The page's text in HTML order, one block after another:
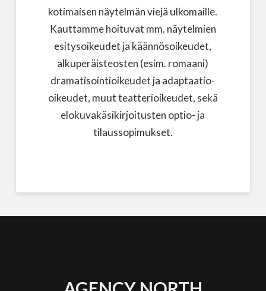
kotimaisen näytelmän viejä ulkomaille.
Kauttamme hoituvat mm. näytelmien
esitysoikeudet ja käännösoikeudet,
alkuperäisteosten (esim. romaani)
dramatisointioikeudet ja adaptaatio-
oikeudet, muut teatterioikeudet, sekä
elokuvakäsikirjoitusten optio- ja
tilaussopimukset.